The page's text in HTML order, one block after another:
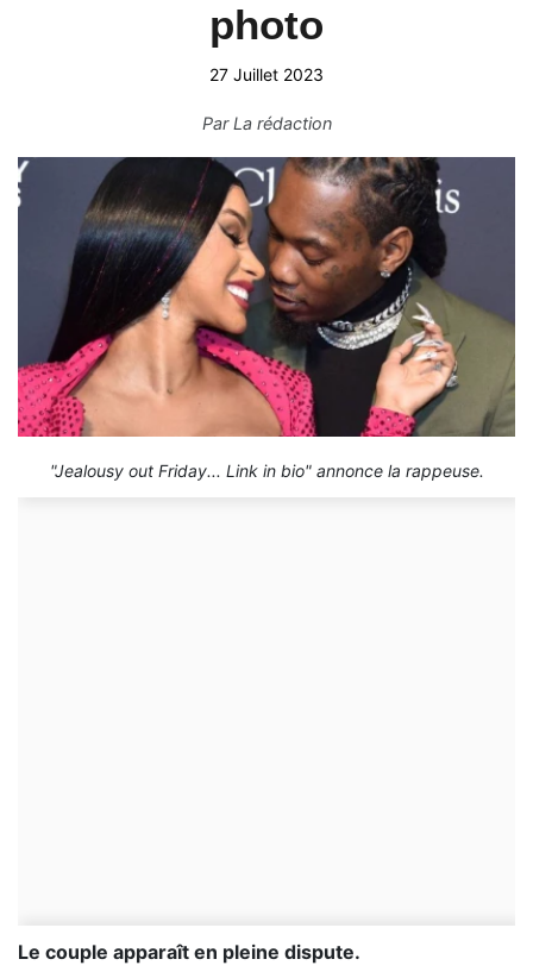
photo
27 Juillet 2023
ParLa rédaction
"Jealousy out Friday... Link in bio" annonce la rappeuse.
Le couple apparaît en pleine dispute.